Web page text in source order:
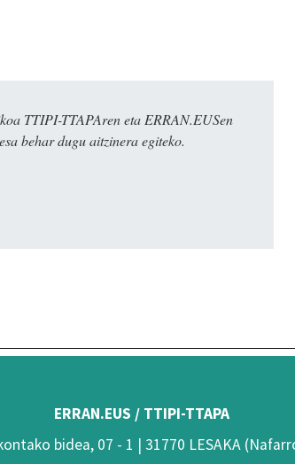
TTIPI-TTAPAren eta ERRAN.EUSen
behar dugu aitzinera egiteko.
ERRAN.EUS / TTIPI-TTAPA
bidea, 07 - 1 | 31770 LESAKA